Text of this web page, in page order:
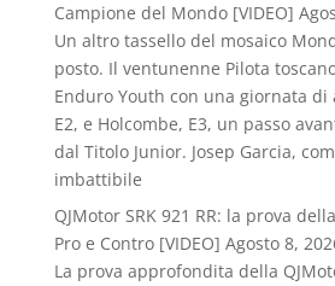
Campione del Mondo [VIDEO]
Un altro tassello del mosaico
posto. Il ventunenne Pilota
Enduro Youth con una giornata di
E2, e Holcombe, E3, un passo
dal Titolo Junior. Josep Garcia,
imbattibile
QJMotor SRK 921 RR: la prova
Pro e Contro [VIDEO] Agosto 8,
La prova approfondita della